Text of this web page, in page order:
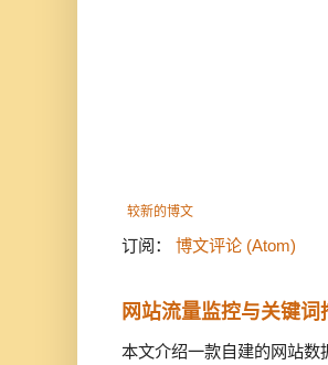
较新的博文
订阅： 博文评论 (Atom)
网站流量监控与关键
本文介绍一款自建的网站数